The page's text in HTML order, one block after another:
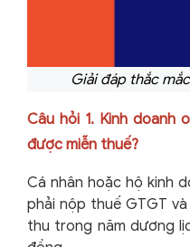
Giải đáp thắc
Câu hỏi 1. Kinh doanh
được miễn thuế?
Cá nhân hoặc hộ kinh
phải nộp thuế GTGT
thu trong năm dương